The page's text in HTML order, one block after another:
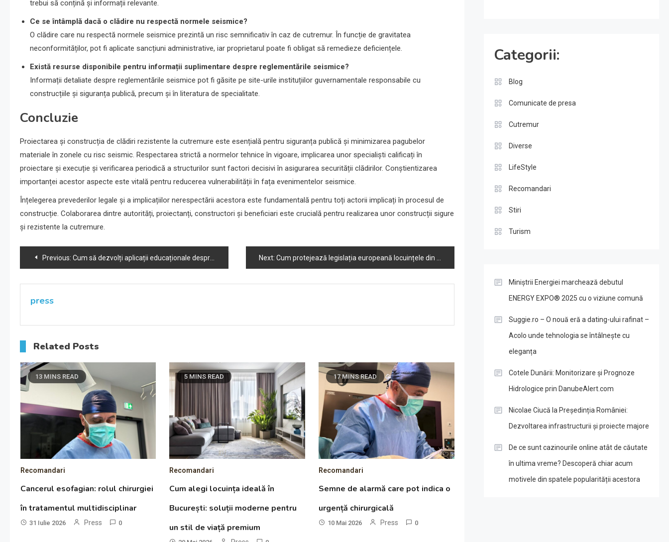
trebui să conțină și informații relevante.
Ce se întâmplă dacă o clădire nu respectă normele seismice?
O clădire care nu respectă normele seismice prezintă un risc semnificativ în caz de cutremur. În funcție de gravitatea
neconformităților, pot fi aplicate sancțiuni administrative, iar proprietarul poate fi obligat să remedieze deficiențele.
Există resurse disponibile pentru informații suplimentare despre reglementările seismice?
Informații detaliate despre reglementările seismice pot fi găsite pe site-urile instituțiilor guvernamentale responsabile cu
construcțiile și siguranța publică, precum și în literatura de specialitate.
Concluzie
Proiectarea și construcția de clădiri rezistente la cutremure este esențială pentru siguranța publică și minimizarea pagubelor
materiale în zonele cu risc seismic. Respectarea strictă a normelor tehnice în vigoare, implicarea unor specialiști calificați în
proiectare și execuție și verificarea periodică a structurilor sunt factori decisivi în asigurarea securității clădirilor. Conștientizarea
importanței acestor aspecte este vitală pentru reducerea vulnerabilității în fața evenimentelor seismice.
Înțelegerea prevederilor legale și a implicațiilor nerespectării acestora este fundamentală pentru toți actorii implicați în procesul de
construcție. Colaborarea dintre autorități, proiectanți, constructori și beneficiari este crucială pentru realizarea unor construcții sigure
și rezistente la cutremure.
Navigare
în
articole
Previous: Cum să dezvolți aplicații educaționale despre cutremure pentru populația europeană Next: Cum protejează legislația europeană locuințele din zonele seismice
press
Related Posts
13 MINS READ
Recomandari
Cancerul esofagian: rolul chirurgiei
în tratamentul multidisciplinar
31 Iulie 2026 Press 0
5 MINS READ
Recomandari
Cum alegi locuința ideală în
București: soluții moderne pentru
un stil de viață premium
17 MINS READ
Recomandari
Semne de alarmă care pot indica o
urgență chirurgicală
10 Mai 2026 Press 0
Categorii:
Blog
Comunicate de presa
Cutremur
Diverse
LifeStyle
Recomandari
Stiri
Turism
Miniștrii Energiei marchează debutul
ENERGY EXPO® 2025 cu o viziune comună
Suggie.ro – O nouă eră a dating-ului rafinat –
Acolo unde tehnologia se întâlnește cu
eleganța
Cotele Dunării: Monitorizare și Prognoze
Hidrologice prin DanubeAlert.com
Nicolae Ciucă la Președinția României:
Dezvoltarea infrastructurii și proiecte majore
De ce sunt cazinourile online atât de căutate
în ultima vreme? Descoperă chiar acum
motivele din spatele popularității acestora